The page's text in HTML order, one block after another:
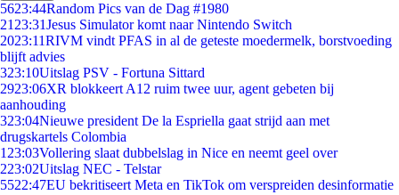
5623:44Random Pics van de Dag #1980
21 23:31Jesus Simulator komt naar Nintendo Switch
2023:11RIVM vindt PFAS in al de geteste moedermelk, borstvoeding
blijft advies
323:10Uitslag PSV - Fortuna Sittard
2923:06XR blokkeert A12 ruim twee uur, agent gebeten bij
aanhouding
323:04Nieuwe president De la Espriella gaat strijd aan met
drugskartels Colombia
1 23:03Vollering slaat dubbelslag in Nice en neemt geel over
223:02Uitslag NEC - Telstar
5522:47EU bekritiseert Meta en TikTok om verspreiden desinformatie